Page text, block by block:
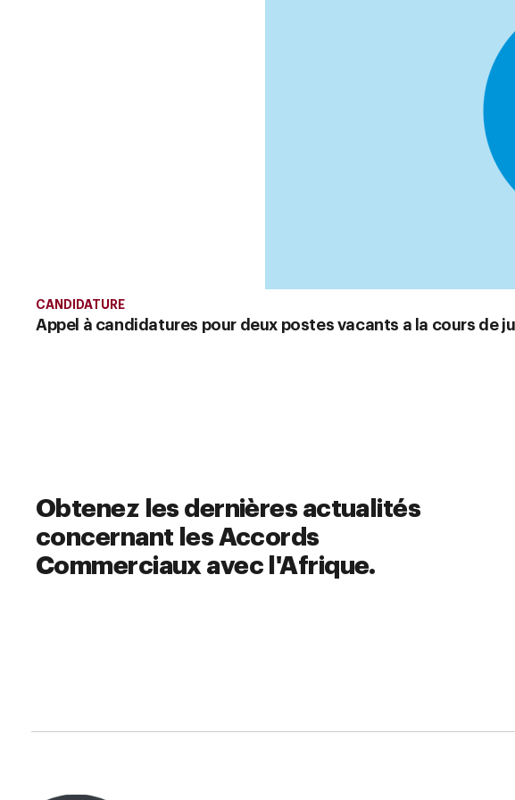
CANDIDATURE
Appel à candidatures pour deux postes vacants a la cours de
Obtenez les dernières actualités
concernant les Accords
Commerciaux avec l'Afrique.